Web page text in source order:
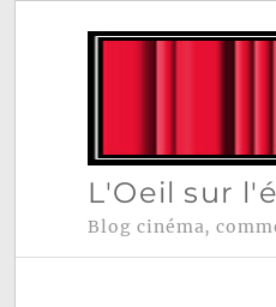
L'Oeil sur
Blog cinéma,